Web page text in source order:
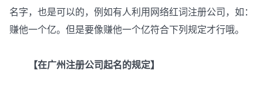
名字，也是可以的，例如有人利用网络红词注册公司，如：
赚他一个亿。但是要像赚他一个亿符合下列规定才行哦。
【在广州注册公司起名的规定】